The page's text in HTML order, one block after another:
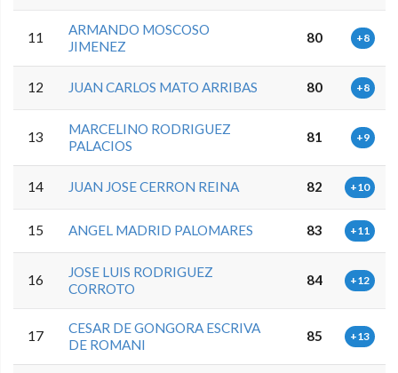
11
ARMANDO MOSCOSO
JIMENEZ
80 +8
12 JUAN CARLOS MATO ARRIBAS 80 +8
13
MARCELINO RODRIGUEZ
PALACIOS
81 +9
14 JUAN JOSE CERRON REINA 82 +10
15 ANGEL MADRID PALOMARES 83 +11
16
JOSE LUIS RODRIGUEZ
CORROTO
84 +12
17
CESAR DE GONGORA ESCRIVA
DE ROMANI
85 +13